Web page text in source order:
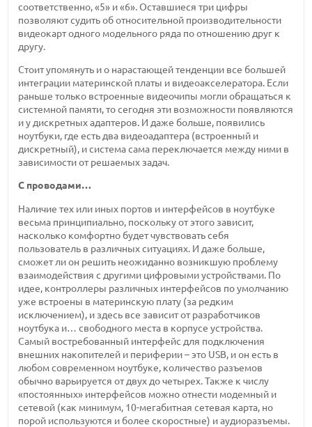
соответственно, «5» и «6». Оставшиеся три цифры
позволяют судить об относительной производительности
видеокарт одного модельного ряда по отношению друг к
другу.
Стоит упомянуть и о нарастающей тенденции все большей
интеграции материнской платы и видеоакселератора. Если
раньше только встроенные видеочипы могли обращаться к
системной памяти, то сегодня эти возможности появляются
и у дискретных адаптеров. И даже больше, появились
ноутбуки, где есть два видеоадаптера (встроенный и
дискретный), и система сама переключается между ними в
зависимости от решаемых задач.
С проводами…
Наличие тех или иных портов и интерфейсов в ноутбуке
весьма принципиально, поскольку от этого зависит,
насколько комфортно будет чувствовать себя
пользователь в различных ситуациях. И даже больше,
сможет ли он решить неожиданно возникшую проблему
взаимодействия с другими цифровыми устройствами. По
идее, контроллеры различных интерфейсов по умолчанию
уже встроены в материнскую плату (за редким
исключением), и здесь все зависит от разработчиков
ноутбука и… свободного места в корпусе устройства.
Самый востребованный интерфейс для подключения
внешних накопителей и периферии – это USB, и он есть в
любом современном ноутбуке, количество разъемов
обычно варьируется от двух до четырех. Также к числу
«постоянных» интерфейсов можно отнести модемный и
сетевой (как минимум, 10-мегабитная сетевая карта, но
порой используются и более скоростные) и аудиоразъемы.